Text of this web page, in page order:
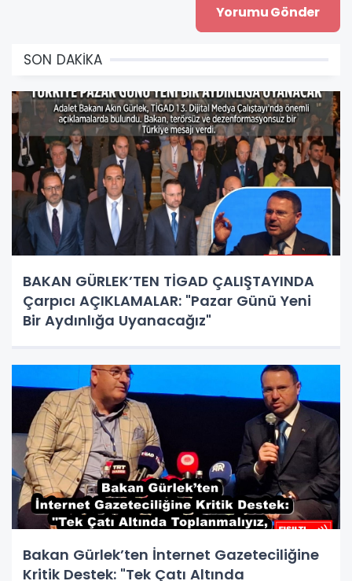
SON DAKİKA
BAKAN GÜRLEK’TEN TİGAD ÇALIŞTAYINDA
Çarpıcı AÇIKLAMALAR: "Pazar Günü Yeni
Bir Aydınlığa Uyanacağız"
Bakan Gürlek’ten İnternet Gazeteciliğine
Kritik Destek: "Tek Çatı Altında